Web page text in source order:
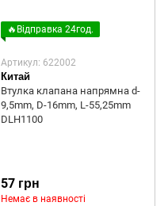
🔥Відправка 24год.
Артикул: 622002
Китай
Втулка клапана напрямна d-
9,5mm, D-16mm, L-55,25mm
DLH1100
57 грн
Немає в наявності